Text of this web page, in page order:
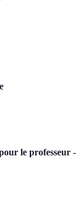
le professeur -